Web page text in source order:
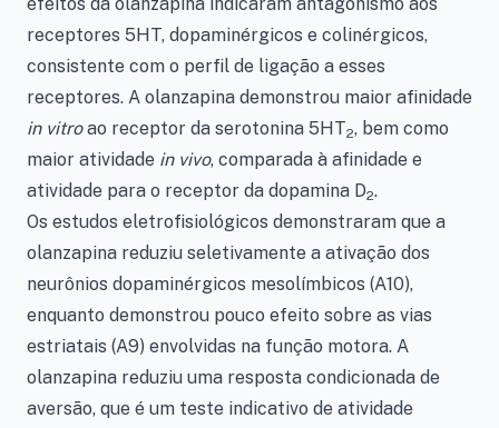
receptores 5HT, dopaminérgicos e colinérgicos,
consistente com o perfil de ligação a esses
receptores. A olanzapina demonstrou maior afinidade
in vitroao receptor da serotonina 5HT2, bem como
maior atividade in vivo, comparada à afinidade e
atividade para o receptor da dopamina D2.
Os estudos eletrofisiológicos demonstraram que a
olanzapina reduziu seletivamente a ativação dos
neurônios dopaminérgicos mesolímbicos (A10),
enquanto demonstrou pouco efeito sobre as vias
estriatais (A9) envolvidas na função motora. A
olanzapina reduziu uma resposta condicionada de
aversão, que é um teste indicativo de atividade